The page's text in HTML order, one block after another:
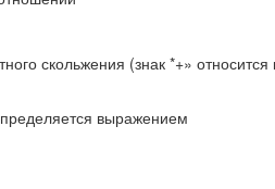
скольжения (знак *+»
выражением